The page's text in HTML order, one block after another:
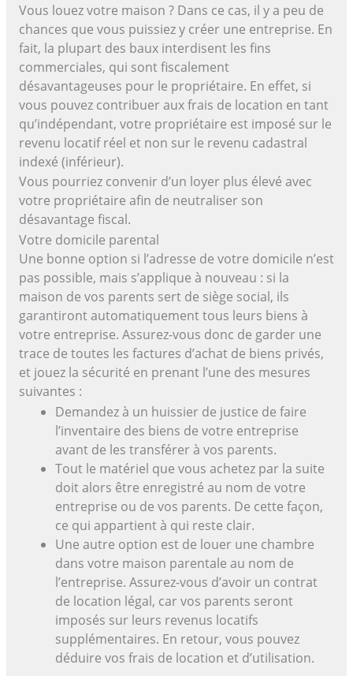
Vous louez votre maison ? Dans ce cas, il y a peu de
chances que vous puissiez y créer une entreprise. En
fait, la plupart des baux interdisent les fins
commerciales, qui sont fiscalement
désavantageuses pour le propriétaire. En effet, si
vous pouvez contribuer aux frais de location en tant
qu’indépendant, votre propriétaire est imposé sur le
revenu locatif réel et non sur le revenu cadastral
indexé (inférieur).
Vous pourriez convenir d’un loyer plus élevé avec
votre propriétaire afin de neutraliser son
désavantage fiscal.
Votre domicile parental
Une bonne option si l’adresse de votre domicile n’est
pas possible, mais s’applique à nouveau : si la
maison de vos parents sert de siège social, ils
garantiront automatiquement tous leurs biens à
votre entreprise. Assurez-vous donc de garder une
trace de toutes les factures d’achat de biens privés,
et jouez la sécurité en prenant l’une des mesures
suivantes :
Demandez à un huissier de justice de faire
l’inventaire des biens de votre entreprise
avant de les transférer à vos parents.
Tout le matériel que vous achetez par la suite
doit alors être enregistré au nom de votre
entreprise ou de vos parents. De cette façon,
ce qui appartient à qui reste clair.
Une autre option est de louer une chambre
dans votre maison parentale au nom de
l’entreprise. Assurez-vous d’avoir un contrat
de location légal, car vos parents seront
imposés sur leurs revenus locatifs
supplémentaires. En retour, vous pouvez
déduire vos frais de location et d’utilisation.